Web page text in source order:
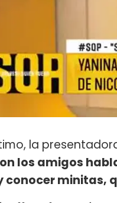
la
los amigos
conocer minitas,